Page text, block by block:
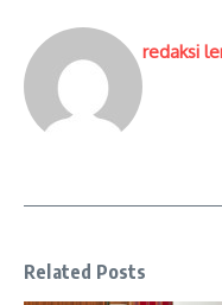
redaksi
Related Posts